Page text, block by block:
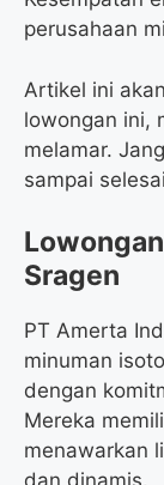
perusahaan
Artikel ini
lowongan ini,
melamar.
sampai
Sragen
PT Amerta
minuman
dengan
Mereka
menawarkan